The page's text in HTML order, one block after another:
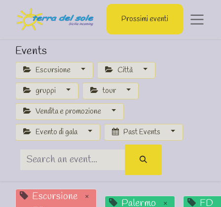
Prossimi eventi
Events
Escursione Città
gruppi tour
Vendita e promozione
Evento di gala Past Events
Escursione
× Palermo × FD